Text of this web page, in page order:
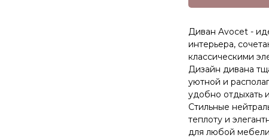
Диван Avocet -
интерьера,
классическими
Дизайн дивана
уютной и
удобно отдыхать
Стильные
теплоту и
для любой